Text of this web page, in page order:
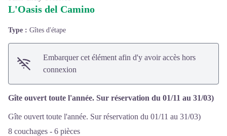
L'Oasis del Camino
Type : Gîtes d'étape
Embarquer cet élément afin d'y avoir accès hors
connexion
Gîte ouvert toute l'année. Sur réservation du 01/11 au 31/03)
Gîte ouvert toute l'année. Sur réservation du 01/11 au 31/03)
8 couchages - 6 pièces